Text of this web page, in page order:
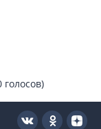
голосов)